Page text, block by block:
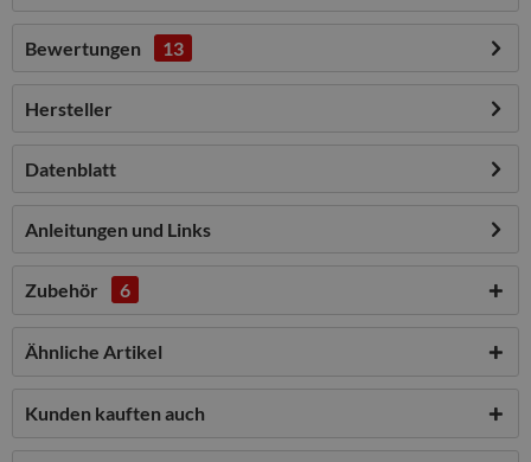
Bewertungen 13
Hersteller
Datenblatt
Anleitungen und Links
Zubehör 6
Ähnliche Artikel
Kunden kauften auch